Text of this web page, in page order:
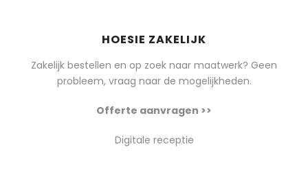
HOESIE ZAKELIJK
Zakelijk bestellen en op zoek naar maatwerk? Geen
probleem, vraag naar de mogelijkheden.
Offerte aanvragen >>
Digitale receptie